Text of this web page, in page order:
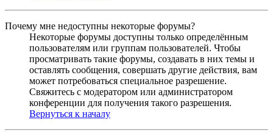
Почему мне недоступны некоторые форумы?
Некоторые форумы доступны только определённым
пользователям или группам пользователей. Чтобы
просматривать такие форумы, создавать в них темы и
оставлять сообщения, совершать другие действия, вам
может потребоваться специальное разрешение.
Свяжитесь с модератором или администратором
конференции для получения такого разрешения.
Вернуться к началу